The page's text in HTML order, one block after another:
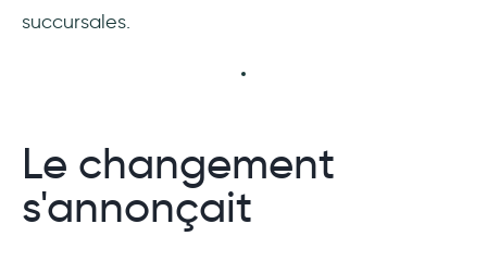
succursales.
Le changement
s'annonçait